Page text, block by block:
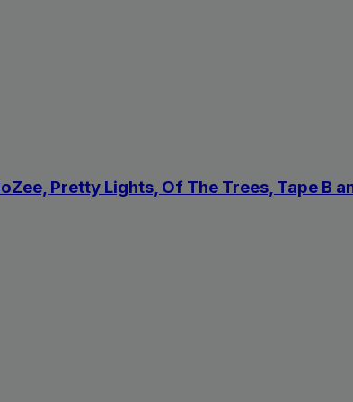
Pretty Lights, Of The Trees, Tape B